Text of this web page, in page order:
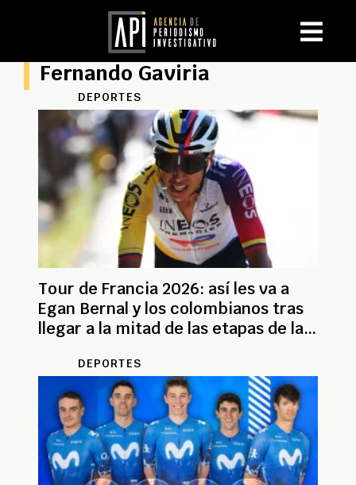
Fernando Gaviria
DEPORTES
Tour de Francia 2026: así les va a
Egan Bernal y los colombianos tras
llegar a la mitad de las etapas de la
DEPORTES